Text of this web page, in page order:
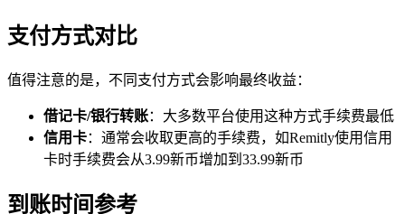
支付方式对比
值得注意的是，不同支付方式会影响最终收益：
借记卡/银行转账：大多数平台使用这种方式手续费最低
信用卡：通常会收取更高的手续费，如Remitly使用信用
卡时手续费会从3.99新币增加到33.99新币
到账时间参考